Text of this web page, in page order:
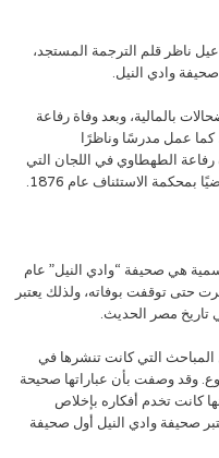
ناظر قلم الترجمة المستجد،
بالمالية، وبعد وفاة رفاعة
رفاعة الطهطاوي في اللجان التي
الاستئناف عام 1876.
هي صحيفة “وادي النيل” عام
حتى توقفت بوفاته، ولذلك يعتبر
تاريخ مصر الحديث.
المباحث التي كانت تنشرها في
وقد وصفت بأن عباراتها صحيحة
كانت تخدم أفكاره بإخلاص
صحيفة وادي النيل أول صحيفة